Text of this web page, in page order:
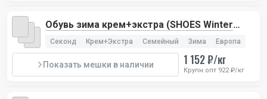
Обувь зима крем+экстра (SHOES Winter
Cream+Extra)
Секонд Крем+Экстра Семейный Зима Европа
Показать мешки в наличии 1 152 ₽/кг
Крупн.опт 922 ₽/кг